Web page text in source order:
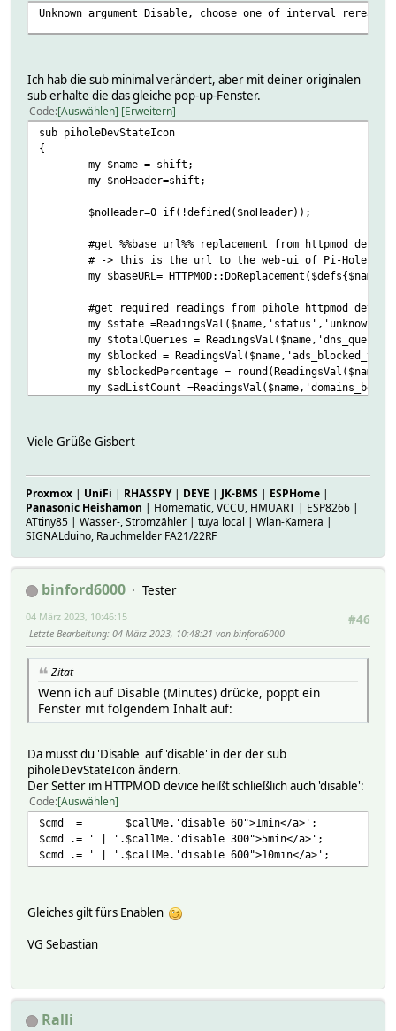
Unknown argument Disable, choose one of interval
Ich hab die sub minimal verändert, aber mit deiner originalen
sub erhalte die das gleiche pop-up-Fenster.
Code Auswählen Erweitern
sub piholeDevStateIcon
{
my $name = shift;
my $noHeader=shift;
$noHeader=0 if(!defined($noHeader));
#get %%base_url%% replacement from httpmod device
# -> this is the url to the web-ui of Pi-Hole
my $baseURL=
#get required readings from pihole httpmod device
my $state =ReadingsVal($name,'status','unknown');
my $totalQueries =
my $blocked =
my $blockedPercentage =
my $adListCount
#hint: html of device overview is by default
# which has id attribute set to device's
$styleClass.='#'.$name.' td {padding-
$styleClass.='</style>';
#prepare images
my $imgQueries=FW_makeImage('it_i-net@cyan');
my $imgAdList =FW_makeImage('edit_delete@green');
#prepare disable/enable command
my $cmd='';
my $callMe='<a href="/fhem?cmd.'.$name.'=set
if($state eq 'disabled') {
$cmd =$callMe.'Enable">Enable</a>';
$cmd = $callMe.'Disable 60">1</
$cmd .= ' | '.$callMe.'Disable 300">5</
$cmd .= ' | '.$callMe.'Disable 600">10</
}
#finally build the html for device overview
my $ret = $styleClass;
$ret .= '<table border=0"><tr>';
if(!$noHeader) {
Viele Grüße Gisbert
Proxmox | UniFi | RHASSPY| DEYE | JK-BMS | ESPHome |
Panasonic Heishamon | Homematic, VCCU, HMUART | ESP8266 |
ATtiny85 | Wasser-, Stromzähler | tuya local | Wlan-Kamera |
SIGNALduino, Rauchmelder FA21/22RF
binford6000
Tester
#46
04 März 2023, 10:46:15
Letzte Bearbeitung: 04 März 2023, 10:48:21 von binford6000
Zitat
Wenn ich auf Disable (Minutes) drücke, poppt ein
Fenster mit folgendem Inhalt auf:
Da musst du 'Disable' auf 'disable' in der der sub
piholeDevStateIcon ändern.
Der Setter im HTTPMOD device heißt schließlich auch 'disable':
Code Auswählen
$cmd = $callMe.'disable 60">1min</a>';
$cmd .= ' | '.$callMe.'disable 300">5min</a>';
$cmd .= ' | '.$callMe.'disable 600">10min</a>';
Gleiches gilt fürs Enablen
VG Sebastian
Ralli